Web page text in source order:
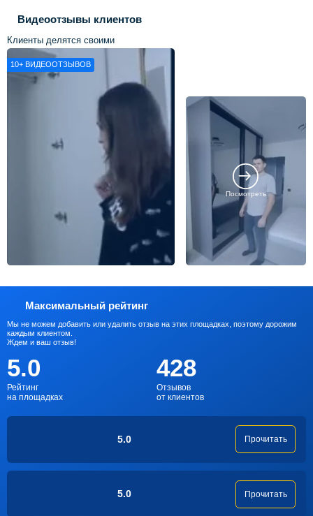
Видеоотзывы клиентов
Клиенты делятся своими
впечатлениями о нашей работе
10+ ВИДЕООТЗЫВОВ
Посмотреть
Максимальный рейтинг
Мы не можем добавить или удалить отзыв на этих площадках, поэтому дорожим
каждым клиентом.
Ждем и ваш отзыв!
5.0
Рейтинг
на площадках
428
Отзывов
от клиентов
5.0 Прочитать
5.0 Прочитать